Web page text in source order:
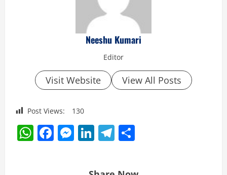
Neeshu Kumari
Editor
Visit Website View All Posts
Post Views: 130
WhatsApp
Facebook
Messenger
LinkedIn
Telegram